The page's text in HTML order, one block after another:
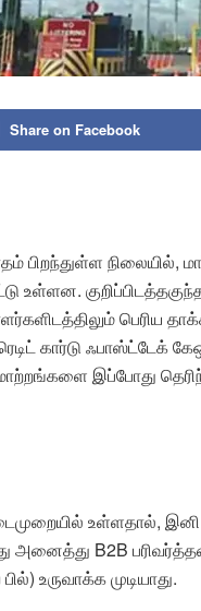
Share on Facebook
பிறந்துள்ள நிலையில்,
உள்ளன.
பெரிய
கார்டு ஃபாஸ்ட்டேக்
இப்போது
உள்ளதால்,
அனைத்து B2B
உருவாக்க முடியாது.